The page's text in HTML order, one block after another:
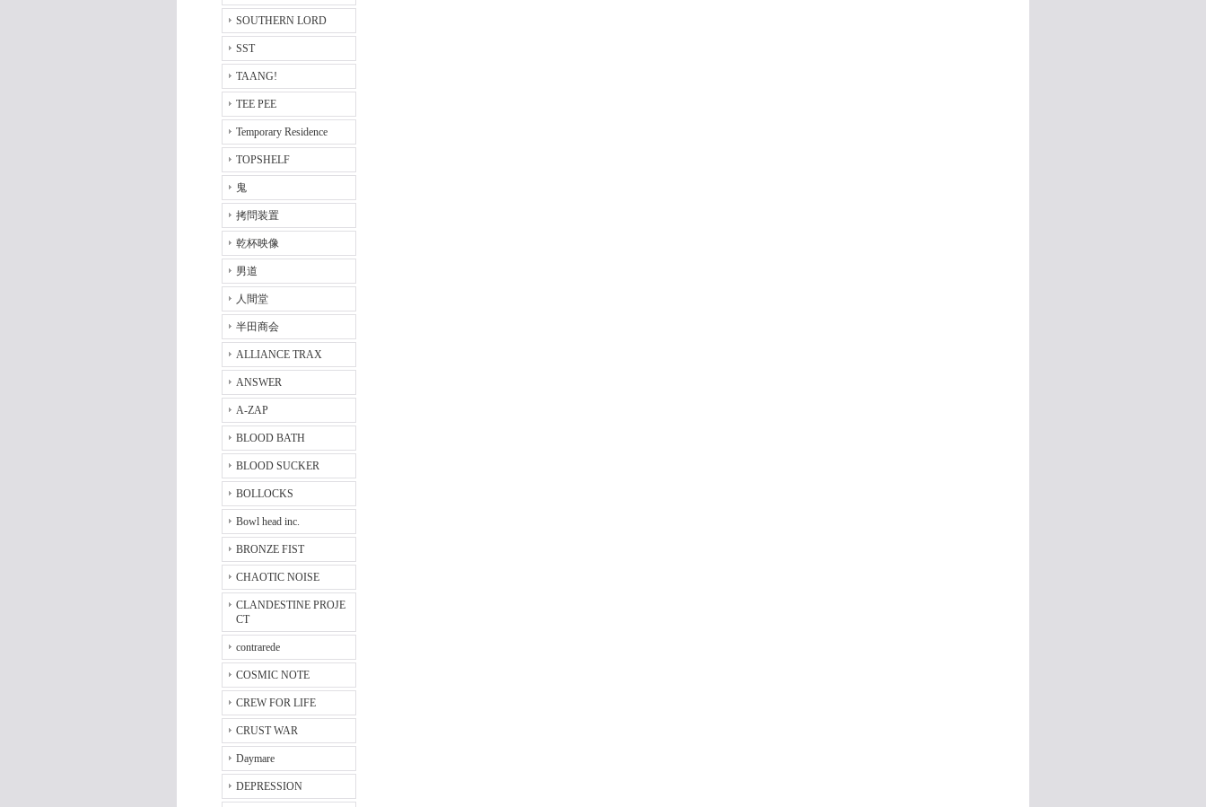
SOUTHERN LORD
SST
TAANG!
TEE PEE
Temporary Residence
TOPSHELF
鬼
拷問装置
乾杯映像
男道
人間堂
半田商会
ALLIANCE TRAX
ANSWER
A-ZAP
BLOOD BATH
BLOOD SUCKER
BOLLOCKS
Bowl head inc.
BRONZE FIST
CHAOTIC NOISE
CLANDESTINE PROJE
CT
contrarede
COSMIC NOTE
CREW FOR LIFE
CRUST WAR
Daymare
DEPRESSION